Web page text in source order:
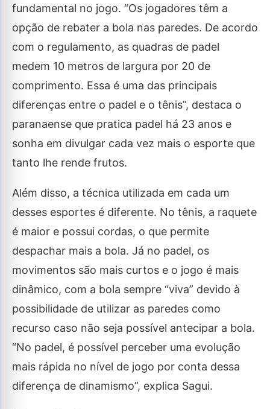
fundamental no jogo. “Os jogadores têm a
opção de rebater a bola nas paredes. De acordo
com o regulamento, as quadras de padel
medem 10 metros de largura por 20 de
comprimento. Essa é uma das principais
diferenças entre o padel e o tênis”, destaca o
paranaense que pratica padel há 23 anos e
sonha em divulgar cada vez mais o esporte que
tanto lhe rende frutos.
Além disso, a técnica utilizada em cada um
desses esportes é diferente. No tênis, a raquete
é maior e possui cordas, o que permite
despachar mais a bola. Já no padel, os
movimentos são mais curtos e o jogo é mais
dinâmico, com a bola sempre “viva” devido à
possibilidade de utilizar as paredes como
recurso caso não seja possível antecipar a bola.
“No padel, é possível perceber uma evolução
mais rápida no nível de jogo por conta dessa
diferença de dinamismo”, explica Sagui.